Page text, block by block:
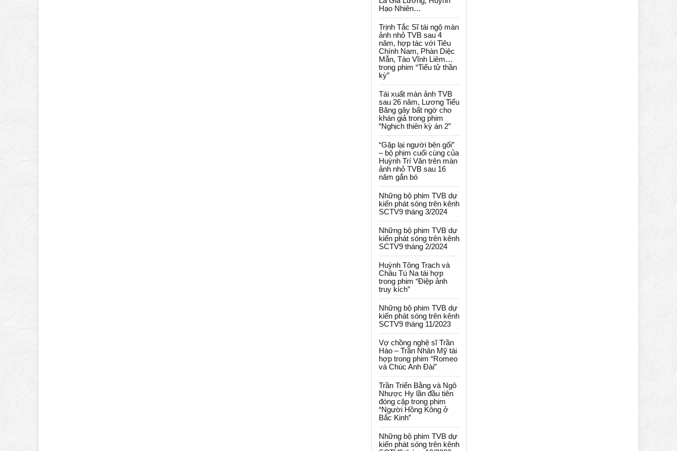
Hạo Nhiên…
Trịnh Tắc Sĩ tái ngộ màn
ảnh nhỏ TVB sau 4
năm, hợp tác với Tiêu
Chính Nam, Phàn Diệc
Mẫn, Tào Vĩnh Liêm…
trong phim “Tiểu tử thần
kỳ”
Tái xuất màn ảnh TVB
sau 26 năm, Lương Tiểu
Băng gây bất ngờ cho
khán giả trong phim
“Nghịch thiên kỳ án 2”
“Gặp lại người bên gối”
– bộ phim cuối cùng của
Huỳnh Trí Văn trên màn
ảnh nhỏ TVB sau 16
năm gắn bó
Những bộ phim TVB dự
kiến phát sóng trên kênh
SCTV9 tháng 3/2024
Những bộ phim TVB dự
kiến phát sóng trên kênh
SCTV9 tháng 2/2024
Huỳnh Tông Trạch và
Châu Tú Na tái hợp
trong phim “Điệp ảnh
truy kích”
Những bộ phim TVB dự
kiến phát sóng trên kênh
SCTV9 tháng 11/2023
Vợ chồng nghệ sĩ Trần
Hào – Trần Nhân Mỹ tái
hợp trong phim “Romeo
và Chúc Anh Đài”
Trần Triển Bằng và Ngô
Nhược Hy lần đầu tiên
đóng cặp trong phim
“Người Hồng Kông ở
Bắc Kinh”
Những bộ phim TVB dự
kiến phát sóng trên kênh